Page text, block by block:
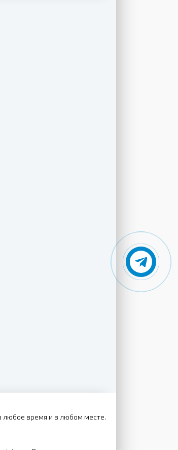
любое время и в любом месте.